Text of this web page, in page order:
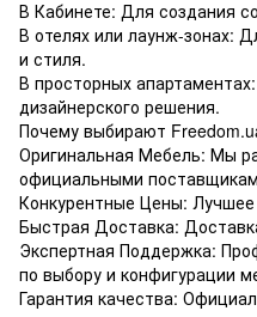
В Кабинете: Для создания
В отелях или лаунж-зонах:
и стиля.
В просторных
дизайнерского решения.
Почему выбирают
Оригинальная Мебель: Мы
официальными
Конкурентные Цены:
Быстрая Доставка:
Экспертная Поддержка:
по выбору и конфигурации
Гарантия качества: